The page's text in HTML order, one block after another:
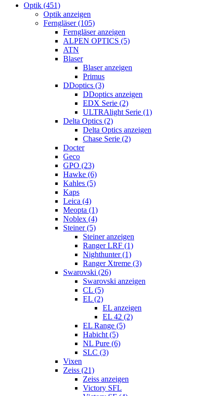
Optik (451)
Optik anzeigen
Ferngläser (105)
Ferngläser anzeigen
ALPEN OPTICS (5)
ATN
Blaser
Blaser anzeigen
Primus
DDoptics (3)
DDoptics anzeigen
EDX Serie (2)
ULTRAlight Serie (1)
Delta Optics (2)
Delta Optics anzeigen
Chase Serie (2)
Docter
Geco
GPO (23)
Hawke (6)
Kahles (5)
Kaps
Leica (4)
Meopta (1)
Noblex (4)
Steiner (5)
Steiner anzeigen
Ranger LRF (1)
Nighthunter (1)
Ranger Xtreme (3)
Swarovski (26)
Swarovski anzeigen
CL (5)
EL (2)
EL anzeigen
EL 42 (2)
EL Range (5)
Habicht (5)
NL Pure (6)
SLC (3)
Vixen
Zeiss (21)
Zeiss anzeigen
Victory SFL